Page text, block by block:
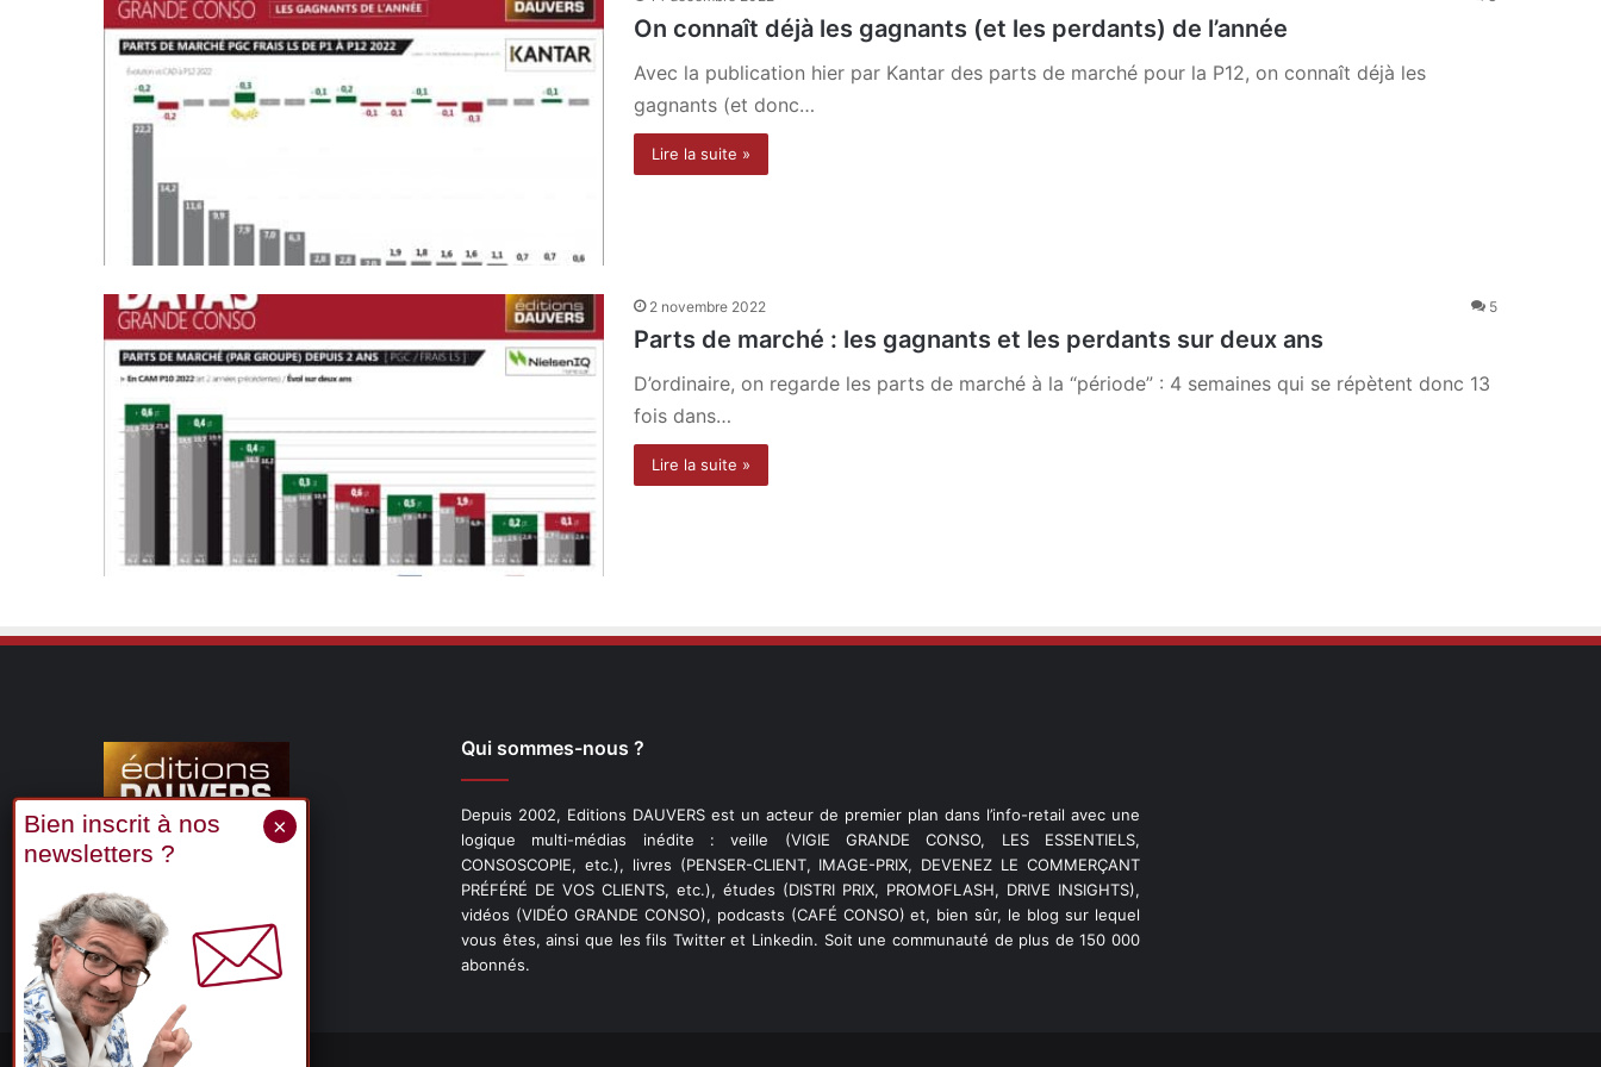
On connaît déjà les gagnants (et les perdants) de l’année
Avec la publication hier par Kantar des parts de marché pour la P12, on connaît déjà les
gagnants (et donc…
Lire la suite »
2 novembre 2022 5
Parts de marché : les gagnants et les perdants sur deux ans
D’ordinaire, on regarde les parts de marché à la “période” : 4 semaines qui se répètent donc 13
fois dans…
Lire la suite »
X LinkedinYouTube
Qui sommes-nous ?
Depuis 2002, Editions DAUVERS est un acteur de premier plan dans l’info-retail avec une
logique multi-médias inédite : veille (VIGIE GRANDE CONSO, LES ESSENTIELS,
CONSOSCOPIE, etc.), livres (PENSER-CLIENT, IMAGE-PRIX, DEVENEZ LE COMMERÇANT
PRÉFÉRÉ DE VOS CLIENTS, etc.), études (DISTRI PRIX, PROMOFLASH, DRIVE INSIGHTS),
vidéos (VIDÉO GRANDE CONSO), podcasts (CAFÉ CONSO) et, bien sûr, le blog sur lequel
vous êtes, ainsi que les fils Twitter et Linkedin. Soit une communauté de plus de 150 000
abonnés.